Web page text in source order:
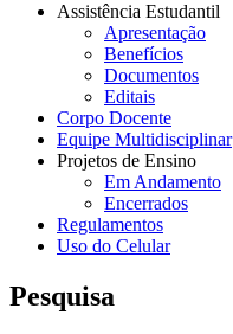
Assistência Estudantil
Apresentação
Benefícios
Documentos
Editais
Corpo Docente
Equipe Multidisciplinar
Projetos de Ensino
Em Andamento
Encerrados
Regulamentos
Uso do Celular
Pesquisa